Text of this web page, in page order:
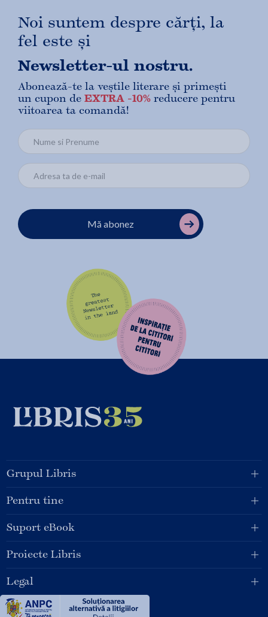
Noi suntem despre cărți, la
fel este și
Newsletter-ul nostru.
Abonează-te la veștile literare și primești
un cupon de EXTRA -10% reducere pentru
viitoarea ta comandă!
Mă abonez
Grupul Libris
Pentru tine
Suport eBook
Proiecte Libris
Legal